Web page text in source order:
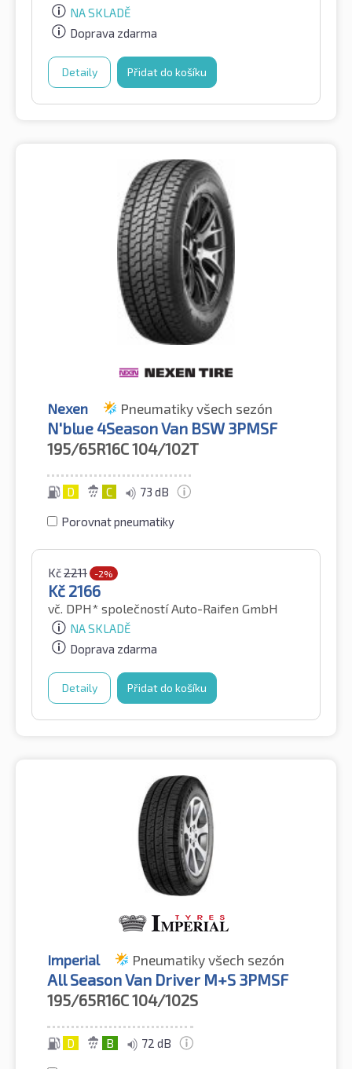
NA SKLADĚ
Doprava zdarma
Detaily Přidat do košíku
Nexen Pneumatiky všech sezón
N'blue 4Season Van BSW 3PMSF
195/65R16C104/102T
D C 73 dB
Porovnat pneumatiky
Kč2211 -2%
Kč 2166
vč. DPH* společností Auto-Raifen GmbH
NA SKLADĚ
Doprava zdarma
Detaily Přidat do košíku
Imperial Pneumatiky všech sezón
All Season Van Driver M+S 3PMSF
195/65R16C104/102S
D B 72 dB